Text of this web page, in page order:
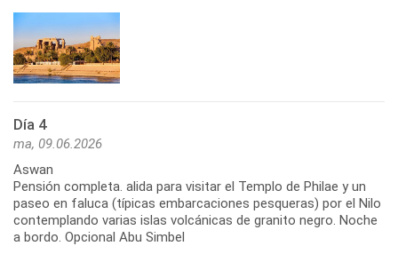
Día 4
ma, 09.06.2026
Aswan
Pensión completa. alida para visitar el Templo de Philae y un
paseo en faluca (típicas embarcaciones pesqueras) por el Nilo
contemplando varias islas volcánicas de granito negro. Noche
a bordo. Opcional Abu Simbel